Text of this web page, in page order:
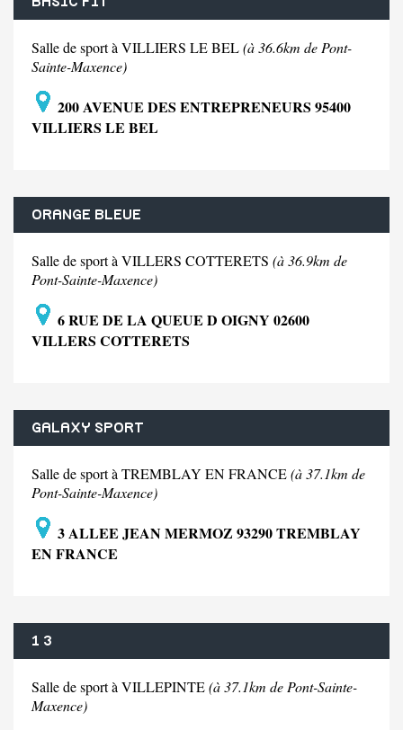
Salle de sport à VILLIERS LE BEL(à 36.6km de Pont-
Sainte-Maxence)
200 AVENUE DES ENTREPRENEURS 95400
VILLIERS LE BEL
ORANGE BLEUE
Salle de sport à VILLERS COTTERETS (à 36.9km de
Pont-Sainte-Maxence)
6 RUE DE LA QUEUE D OIGNY 02600
VILLERS COTTERETS
GALAXY SPORT
Salle de sport à TREMBLAY EN FRANCE(à 37.1km de
Pont-Sainte-Maxence)
3 ALLEE JEAN MERMOZ 93290 TREMBLAY
EN FRANCE
1 3
Salle de sport à VILLEPINTE(à 37.1km de Pont-Sainte-
Maxence)